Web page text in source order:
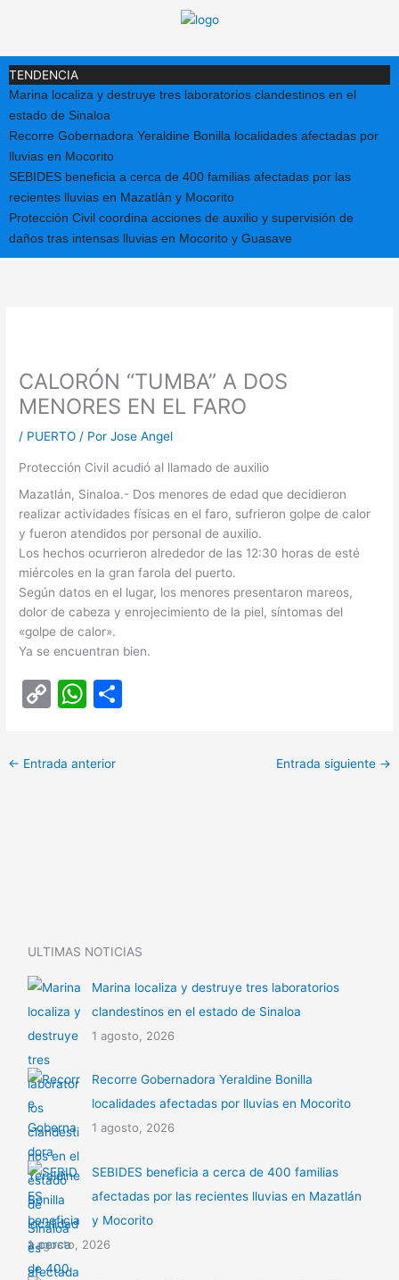
TENDENCIA
Marina localiza y destruye tres laboratorios clandestinos en el
estado de Sinaloa
Recorre Gobernadora Yeraldine Bonilla localidades afectadas por
lluvias en Mocorito
SEBIDES beneficia a cerca de 400 familias afectadas por las
recientes lluvias en Mazatlán y Mocorito
Protección Civil coordina acciones de auxilio y supervisión de
daños tras intensas lluvias en Mocorito y Guasave
CALORÓN “TUMBA” A DOS
MENORES EN EL FARO
/ PUERTO / PorJose Angel
Protección Civil acudió al llamado de auxilio
Mazatlán, Sinaloa.- Dos menores de edad que decidieron
realizar actividades físicas en el faro, sufrieron golpe de calor
y fueron atendidos por personal de auxilio.
Los hechos ocurrieron alrededor de las 12:30 horas de esté
miércoles en la gran farola del puerto.
Según datos en el lugar, los menores presentaron mareos,
dolor de cabeza y enrojecimiento de la piel, síntomas del
«golpe de calor».
Ya se encuentran bien.
C
p
y
W
at
s
← Entrada anterior Entrada siguiente →
ULTIMAS NOTICIAS
Marina localiza y destruye tres laboratorios
clandestinos en el estado de Sinaloa
1 agosto, 2026
Recorre Gobernadora Yeraldine Bonilla
localidades afectadas por lluvias en Mocorito
1 agosto, 2026
SEBIDES beneficia a cerca de 400 familias
afectadas por las recientes lluvias en Mazatlán
y Mocorito
1 agosto, 2026